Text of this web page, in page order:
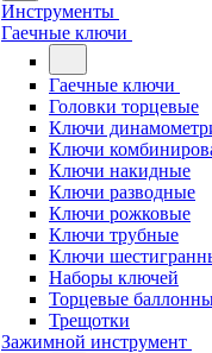
Инструменты
Гаечные ключи
Гаечные ключи
Головки торцевые
Ключи
Ключи
Ключи накидные
Ключи разводные
Ключи рожковые
Ключи трубные
Ключи
Наборы ключей
Торцевые
Трещотки
Зажимной инструмент